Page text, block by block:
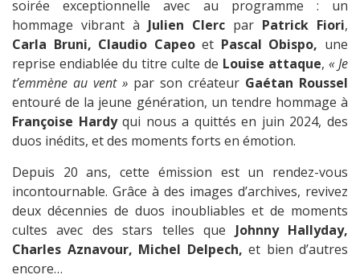
soirée exceptionnelle avec au programme : un
hommage vibrant à Julien Clerc par Patrick Fiori,
Carla Bruni, Claudio Capeoet Pascal Obispo, une
reprise endiablée du titre culte de Louise attaque, « Je
t’emmène au vent » par son créateur Gaétan Roussel
entouré de la jeune génération, un tendre hommage à
Françoise Hardyqui nous a quittés en juin 2024, des
duos inédits, et des moments forts en émotion.
Depuis 20 ans, cette émission est un rendez-vous
incontournable. Grâce à des images d’archives, revivez
deux décennies de duos inoubliables et de moments
cultes avec des stars telles que Johnny Hallyday,
Charles Aznavour, Michel Delpech, et bien d’autres
encore…